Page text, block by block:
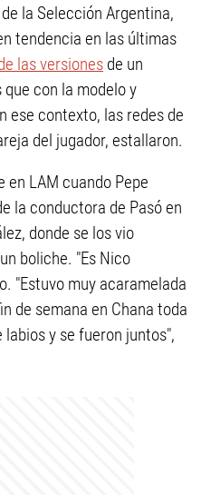
la Selección Argentina,
tendencia en las últimas
las versiones de un
con la modelo y
ese contexto, las redes de
del jugador, estallaron.
LAM cuando Pepe
la conductora de Pasó en
donde se los vio
boliche. "Es Nico
"Estuvo muy acaramelada
de semana en Chana toda
y se fueron juntos",